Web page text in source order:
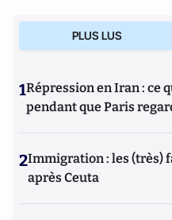
PLUS LUS
1Répression en Iran : ce
pendant que Paris
2Immigration : les (très)
après Ceuta